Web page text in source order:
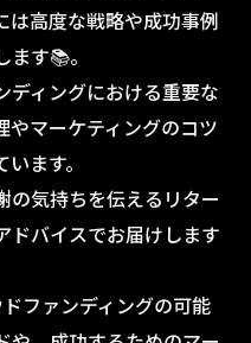
は高度な戦略や成功事例
す📚。
ディングにおける重要な
やマーケティングのコツ
ます。
の気持ちを伝えるリター
ドバイスでお届けします
ファンディングの可能